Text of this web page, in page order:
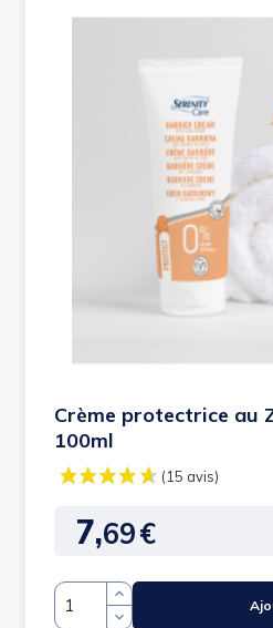
Crème protectrice au
100ml
Prix
7,69€
Quantité